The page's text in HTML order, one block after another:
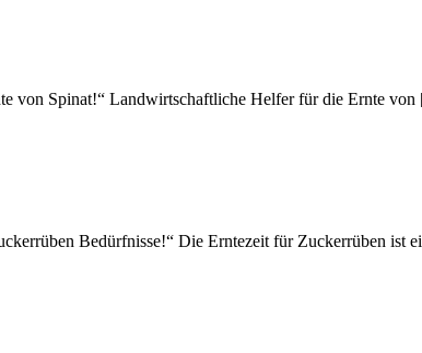
von Spinat!“ Landwirtschaftliche Helfer für die Ernte
Bedürfnisse!“ Die Erntezeit für Zuckerrüben ist